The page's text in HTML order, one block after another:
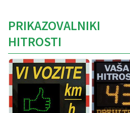
PRIKAZOVALNIKI
HITROSTI